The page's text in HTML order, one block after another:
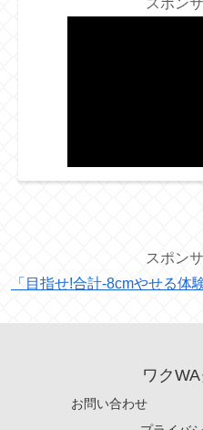
スポン
「目指せ!合計-8cmやせる体
ワク
お問い合わせ